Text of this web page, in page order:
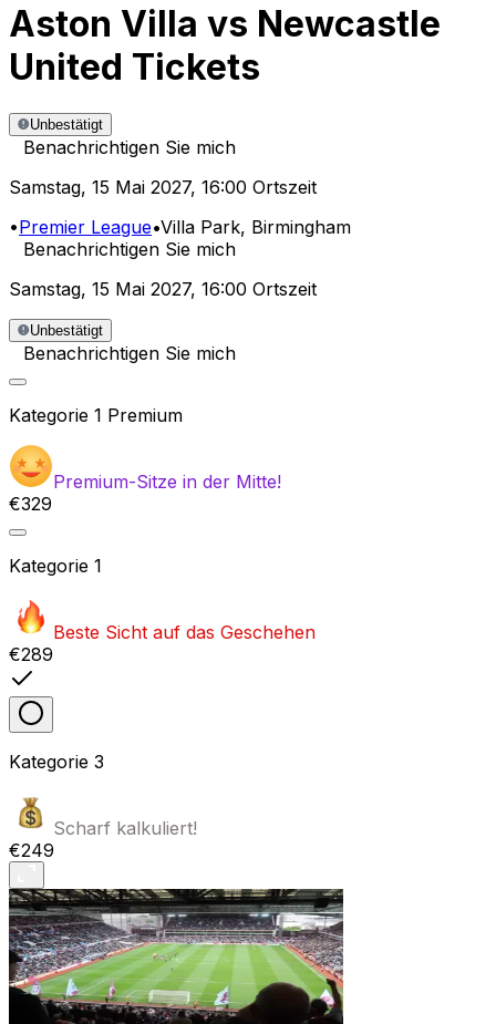
Aston Villa vs Newcastle
United Tickets
Unbestätigt
Benachrichtigen Sie mich
Samstag, 15 Mai 2027, 16:00 Ortszeit
•Premier League•Villa Park, Birmingham
Benachrichtigen Sie mich
Samstag, 15 Mai 2027, 16:00 Ortszeit
Unbestätigt
Benachrichtigen Sie mich
Kategorie 1 Premium
Premium-Sitze in der Mitte!
€329
Kategorie 1
Beste Sicht auf das Geschehen
€289
Kategorie 3
Scharf kalkuliert!
€249